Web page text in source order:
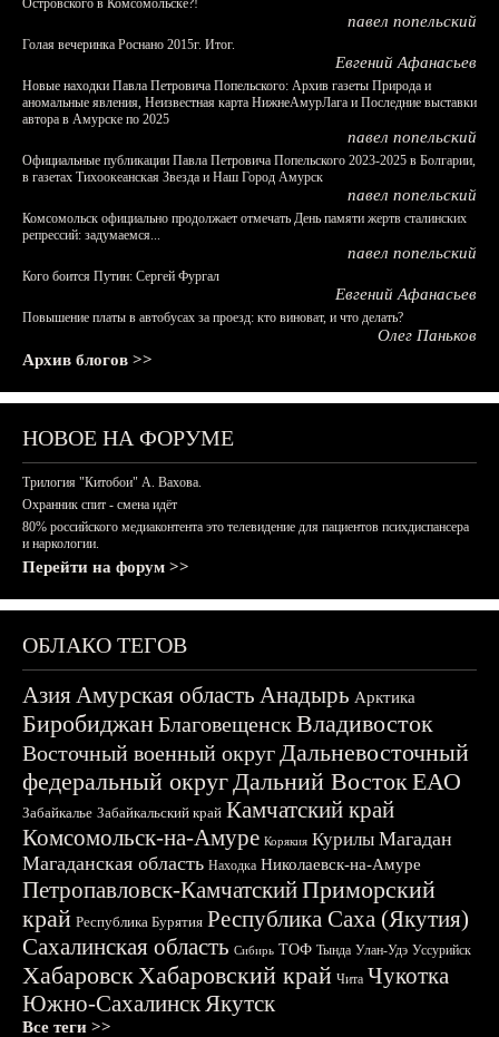
Островского в Комсомольске?!
павел попельский
Голая вечеринка Роснано 2015г. Итог.
Евгений Афанасьев
Новые находки Павла Петровича Попельского: Архив газеты Природа и
аномальные явления, Неизвестная карта НижнеАмурЛага и Последние выставки
автора в Амурске по 2025
павел попельский
Официальные публикации Павла Петровича Попельского 2023-2025 в Болгарии,
в газетах Тихоокеанская Звезда и Наш Город Амурск
павел попельский
Комсомольск официально продолжает отмечать День памяти жертв сталинских
репрессий: задумаемся...
павел попельский
Кого боится Путин: Сергей Фургал
Евгений Афанасьев
Повышение платы в автобусах за проезд: кто виноват, и что делать?
Олег Паньков
Архив блогов >>
НОВОЕ НА ФОРУМЕ
Трилогия "Китобои" А. Вахова.
Охранник спит - смена идёт
80% российского медиаконтента это телевидение для пациентов психдиспансера
и наркологии.
Перейти на форум >>
ОБЛАКО ТЕГОВ
АзияАмурская область Анадырь Арктика
БиробиджанБлаговещенскВладивосток
Восточный военный округДальневосточный
федеральный округДальний ВостокЕАО
Забайкалье Забайкальский край Камчатский край
Комсомольск-на-Амуре Корякия Курилы Магадан
Магаданская область Находка Николаевск-на-Амуре
Петропавловск-КамчатскийПриморский
край Республика Бурятия Республика Саха (Якутия)
Сахалинская область Сибирь ТОФ Тында Улан-Удэ Уссурийск
ХабаровскХабаровский край Чита Чукотка
Южно-СахалинскЯкутск
Все теги >>